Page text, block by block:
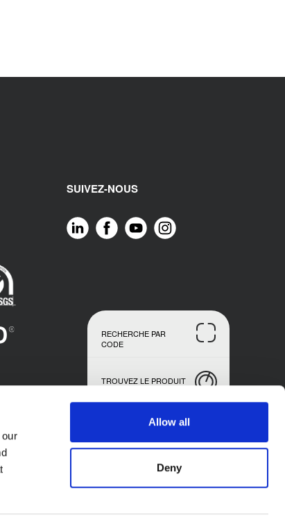
Allow all
Deny
RECHERCHE PAR
CODE
TROUVEZ LE PRODUIT
SUIVEZ-NOUS
S.p.A. - P.l. IT02423640966. Tous